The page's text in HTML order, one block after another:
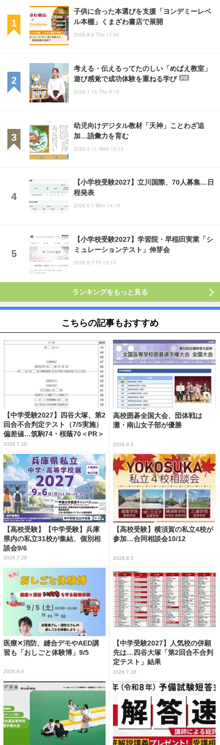
子供に合った本選びを支援「ヨンデミーレベ
ル本棚」くまざわ書店で展開
2026.8.6 Thu 17:45
考える・伝えるってたのしい「めばえ教室」
遊び感覚で成功体験を重ねる学び
PR
2026.1.15 Thu 9:15
幼児向けデジタル教材「天神」ことわざ追
加…語彙力を育む
2026.3.11 Wed 10:15
【小学校受験2027】立川国際、70人募集…日
程発表
2026.6.1 Mon 14:15
【小学校受験2027】学習院・早稲田実業「シ
ミュレーションテスト」伸芽会
2026.8.7 Fri 12:15
ランキングをもっと見る
こちらの記事もおすすめ
【中学受験2027】四谷大塚、第2
回合不合判定テスト（7/5実施）
偏差値…筑駒74・桜蔭70＜PR＞
2026.7.10
高校囲碁全国大会、団体戦は
灘・南山女子部が優勝
2026.8.5
【高校受験】【中学受験】兵庫
県内の私立31校が集結、個別相
談会9/6
2026.7.28
【高校受験】横須賀の私立4校が
参加…合同相談会10/12
2026.8.5
医療✕消防、縫合デモやAED講
習も「おしごと体験博」9/5
2026.8.6
【中学受験2027】人気校の併願
先は…四谷大塚「第2回合不合判
定テスト」結果
2026.7.16